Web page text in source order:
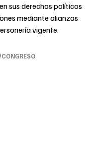
sus derechos políticos
mediante alianzas
vigente.
CONGRESO